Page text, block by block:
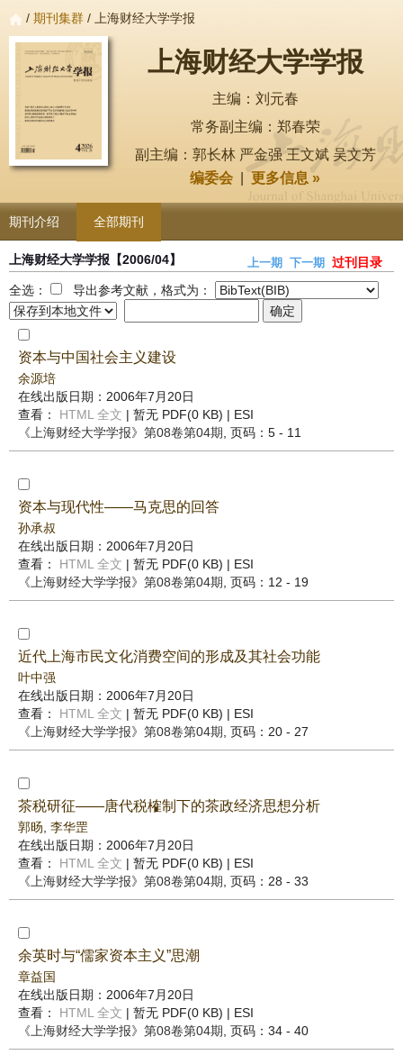
/ 期刊集群 / 上海财经大学学报
上海财经大学学报
主编：刘元春
常务副主编：郑春荣
副主编：郭长林 严金强 王文斌 吴文芳
编委会 |更多信息 »
期刊介绍 全部期刊
上海财经大学学报 【2006/04】 上一期 下一期
过刊目录
全选：
导出参考文献，格式为：
资本与中国社会主义建设
余源培
在线出版日期：2006年7月20日
查看： HTML 全文 | 暂无 PDF(0 KB) | ESI
《上海财经大学学报》 第08卷第04期 , 页码：5 - 11
资本与现代性——马克思的回答
孙承叔
在线出版日期：2006年7月20日
查看： HTML 全文 | 暂无 PDF(0 KB) | ESI
《上海财经大学学报》 第08卷第04期 , 页码：12 - 19
近代上海市民文化消费空间的形成及其社会功能
叶中强
在线出版日期：2006年7月20日
查看： HTML 全文 | 暂无 PDF(0 KB) | ESI
《上海财经大学学报》 第08卷第04期 , 页码：20 - 27
茶税研征——唐代税榷制下的茶政经济思想分析
郭旸 李华罡
在线出版日期：2006年7月20日
查看： HTML 全文 | 暂无 PDF(0 KB) | ESI
《上海财经大学学报》 第08卷第04期 , 页码：28 - 33
余英时与“儒家资本主义”思潮
章益国
在线出版日期：2006年7月20日
查看： HTML 全文 | 暂无 PDF(0 KB) | ESI
《上海财经大学学报》 第08卷第04期 , 页码：34 - 40